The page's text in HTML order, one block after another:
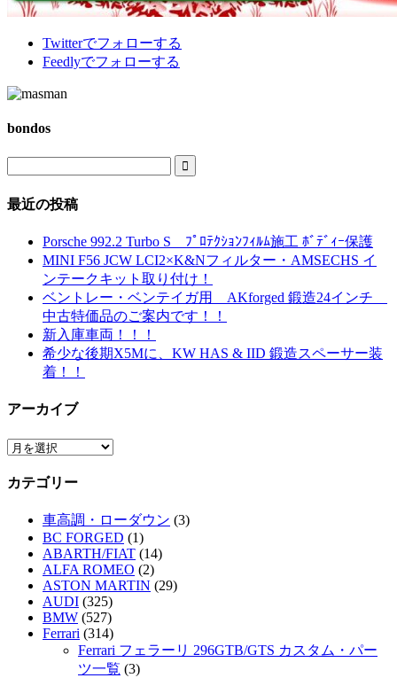
Twitterでフォローする
Feedlyでフォローする
bondos

最近の投稿
Porsche 992.2 Turbo S ﾌﾟﾛﾃｸｼｮﾝﾌｨﾙﾑ施工 ﾎﾞﾃﾞｨｰ保護
MINI F56 JCW LCI2×K&Nフィルター・AMSECHS イ
ンテークキット取り付け！
ベントレー・ベンテイガ用 AKforged 鍛造24インチ
中古特価品のご案内です！！
新入庫車両！！！
希少な後期X5Mに、KW HAS & IID 鍛造スペーサー装
着！！
アーカイブ
ア
カ
カテゴリー
車高調・ローダウン (3)
BC FORGED (1)
ABARTH/FIAT (14)
ALFA ROMEO (2)
ASTON MARTIN (29)
AUDI (325)
BMW (527)
Ferrari (314)
Ferrari フェラーリ 296GTB/GTS カスタム・パー
ツ一覧 (3)